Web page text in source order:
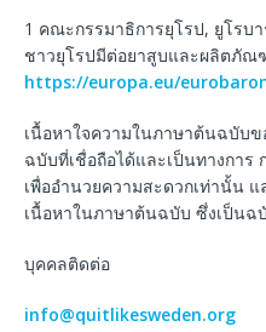
1 คณะกรรมาธิการยุโรป, ยูโรบ
ชาวยุโรปมีต่อยาสูบและผลิตภัณ
https://europa.eu/
เนื้อหาใจความในภาษาต้นฉบับ
ฉบับที่เชื่อถือได้และเป็นทางกา
เพื่ออำนวยความสะดวกเท่านั้น แ
เนื้อหาในภาษาต้นฉบับ ซึ่งเป็นฉ
บุคคลติดต่อ
info@quitlikesweden.org